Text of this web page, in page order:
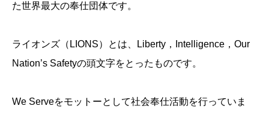
た世界最大の奉仕団体です。
ライオンズ（LIONS）とは、Liberty，Intelligence，Our
Nation’s Safetyの頭文字をとったものです。
We Serveをモットーとして社会奉仕活動を行っていま